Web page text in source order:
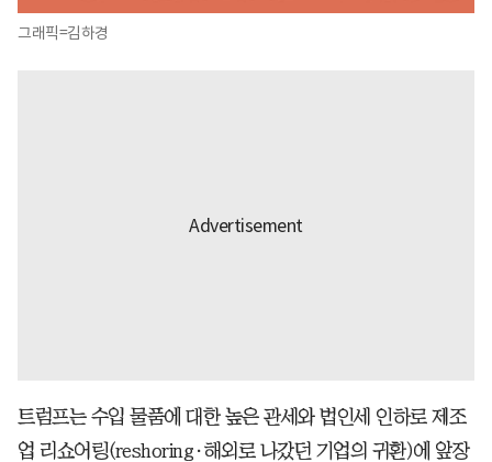
그래픽=김하경
트럼프는 수입 물품에 대한 높은 관세와 법인세 인하로 제조
업 리쇼어링(reshoring·해외로 나갔던 기업의 귀환)에 앞장